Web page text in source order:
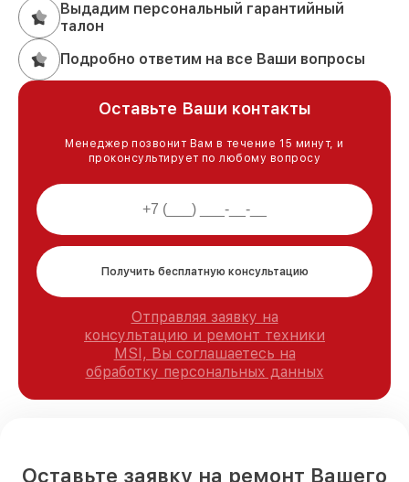
Выдадим персональный гарантийный
талон
Подробно ответим на все Ваши вопросы
Оставьте Ваши контакты
Менеджер позвонит Вам в течение 15 минут, и
проконсультирует по любому вопросу
Получить бесплатную консультацию
Отправляя заявку на
консультацию и ремонт техники
MSI, Вы соглашаетесь на
обработку персональных данных
Оставьте заявку на ремонт Вашего